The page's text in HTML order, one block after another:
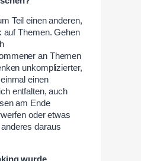
Teil einen anderen,
auf Themen. Gehen
an Themen
unkomplizierter,
einen
entfalten, auch
am Ende
oder etwas
daraus